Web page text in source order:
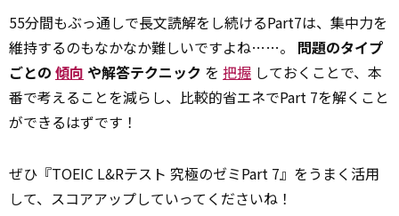
55分間もぶっ通しで長文読解をし続けるPart7は、集中力を
維持するのもなかなか難しいですよね……。 問題のタイプ
ごとの 傾向 や解答テクニック を 把握 しておくことで、本
番で考えることを減らし、比較的省エネでPart 7を解くこと
ができるはずです！
ぜひ『TOEIC L&Rテスト 究極のゼミPart 7』をうまく活用
して、スコアアップしていってくださいね！